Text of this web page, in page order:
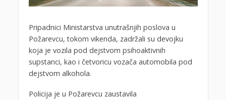
Pripadnici Ministarstva unutrašnjih poslova u
Požarevcu, tokom vikenda, zadržali su devojku
koja je vozila pod dejstvom psihoaktivnih
supstanci, kao i četvoricu vozača automobila pod
dejstvom alkohola.
Policija je u Požarevcu zaustavila